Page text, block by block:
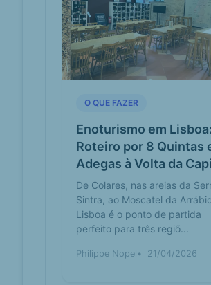
Vila SecaVillage in Condeixa-a-
Portugal · Explore places such as
Ereira and Folgorosa.
FolgorosaHam...
Baloiçar sobre a
incríveis baloiços
Magazine
Leiria não foi exceção nesta
tendência e, recentemente, a
Autarquia anunciou um projeto
visa erguer 12 novos baloiço...
Baloiço - Aviste
as Berlengas
Localizado na União de
Carvoeira e Carmões e com o
O QUE FAZER
Enoturismo em Lisboa:
Roteiro por 8 Quintas
Adegas à Volta da
De Colares, nas areias da
Sintra, ao Moscatel da
Lisboa é o ponto de partida
perfeito para três regiõ...
Philippe Nopel 21/04/2026